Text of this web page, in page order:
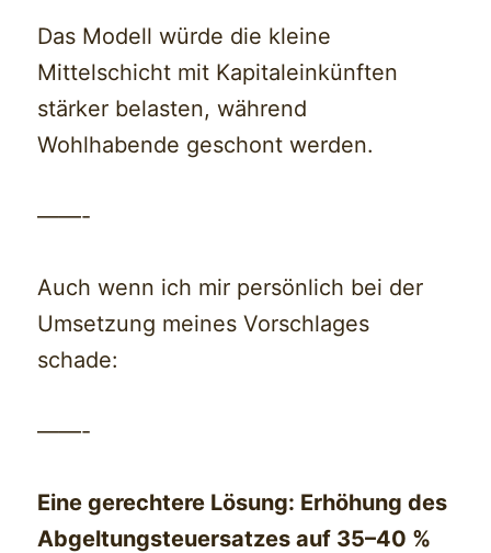
Das Modell würde die kleine
Mittelschicht mit Kapitaleinkünften
stärker belasten, während
Wohlhabende geschont werden.
——-
Auch wenn ich mir persönlich bei der
Umsetzung meines Vorschlages
schade:
——-
Eine gerechtere Lösung: Erhöhung des
Abgeltungsteuersatzes auf 35–40 %